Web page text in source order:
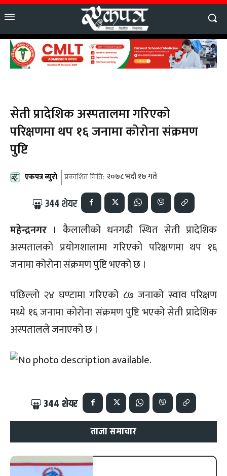
सेती प्रादेशिक अस्पतालमा गरिएको
परिक्षणमा थप १६ जनामा कोरोना संक्रमण
पुष्टि
एकपत्र ब्युरो प्रकाशित मिति: २०७८ भदौ १७ गते
344शेयर
महेन्द्रनगर । कैलालीको धनगढी स्थित सेती प्रादेशिक
अस्पतालको प्रयोगशालामा गरिएको परिक्षणमा थप १६
जनामा कोरोना संक्रमण पुष्टि भएको छ ।
पछिल्लो २४ घण्टामा गरिएको ८७ जनाको स्वाव परिक्षण
मध्ये १६ जनामा कोरोना संक्रमण पुष्टि भएको सेती प्रादेशिक
अस्पतालले जनाएको छ ।
344 शेयर
ताजा समाचार